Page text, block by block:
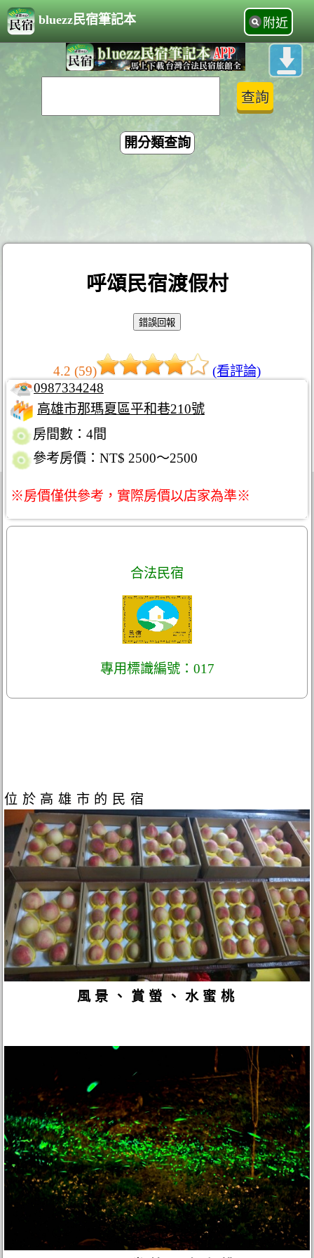
bluezz民宿筆記本 附近
開分類查詢
呼頌民宿渡假村
4.2 (59)
(看評論)
0987334248
高雄市那瑪夏區平和巷210號
房間數：4間
參考房價：NT$ 2500～2500
※房價僅供參考，實際房價以店家為準※
合法民宿
專用標識編號：017
位於高雄市的民宿
風景、賞螢、水蜜桃